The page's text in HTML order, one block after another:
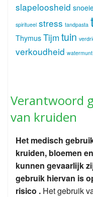
slapeloosheid
spiritueel stress tandpasta
Thymus Tijm tuin
verkoudheid watermunt
Verantwoord
van kruiden
Het medisch
kruiden, bloemen
kunnen gevaarlijk
gebruik hiervan is
risico . Het gebruik